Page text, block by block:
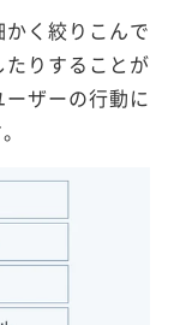
く絞りこんで
りすることが
ザーの行動に